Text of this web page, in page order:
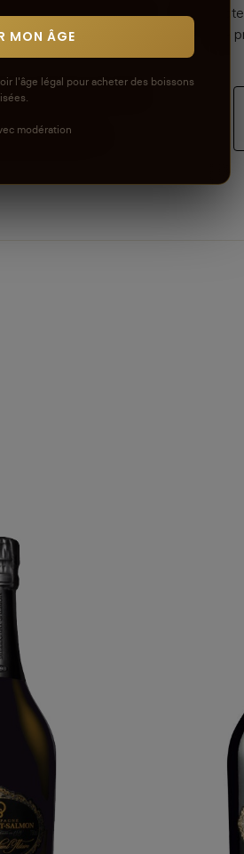
votre opinion sur
dans
doivent respecter
de la CAVE
ce
MON ÂGE
l'âge légal pour acheter des boissons
modération